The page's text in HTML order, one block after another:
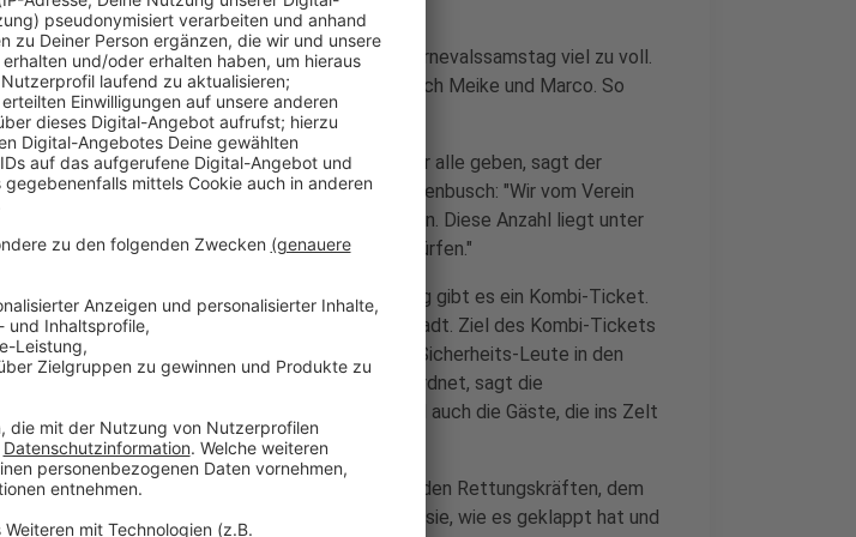
waren die Zelte an Altweiber und am Karnevalssamstag viel zu voll.
Geschubse und Gedrängel. Ähnlich sehen es auch Meike und Marco. So
einfach keinen Spaß mehr.
dürfte es noch ausreichend Bewegungsfreiheit für alle geben, sagt der
Karnevalsgesellschaft KITT, Matthias Kortenbusch: "Wir vom Verein
Tickets verzichtet, die wir hätten verkaufen können. Diese Anzahl liegt unter
die wir in die Festzelte hätten reinlassen dürfen."
an Weiberfastnacht und am Karnevals-Samstag gibt es ein Kombi-Ticket.
die Karnevalisten in die zwei Zelte in der Innenstadt. Ziel des Kombi-Tickets
auszugleichen. Außerdem seien rund 30 Sicherheits-Leute in den
Das seien mehr als von der Stadt Olfen angeordnet, sagt die
Die Sicherheits-Leute zählen zum Beispiel auch die Gäste, die ins Zelt
setzt sich die Karnevalsgesellschaft mit den Rettungskräften, dem
der Polizei zusammen. Gemeinsam besprechen sie, wie es geklappt hat und